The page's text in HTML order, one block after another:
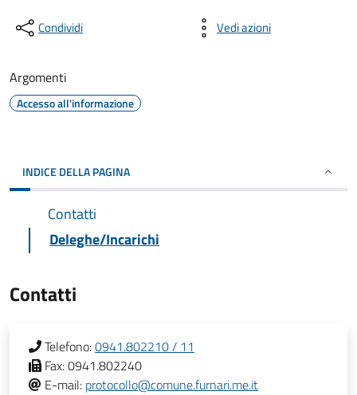
Condividi Vedi azioni
Argomenti
Accesso all'informazione
INDICE DELLA PAGINA
Contatti
Deleghe/Incarichi
Contatti
Telefono:0941.802210 / 11
Fax:0941.802240
E-mail: protocollo@comune.furnari.me.it